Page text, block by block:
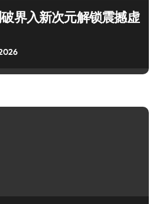
界入新次元解锁震撼虚